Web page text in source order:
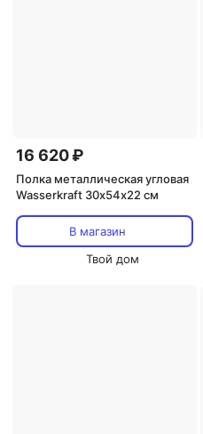
16 620 ₽
Полка металлическая угловая
Wasserkraft 30х54х22 см
В магазин
Твой дом